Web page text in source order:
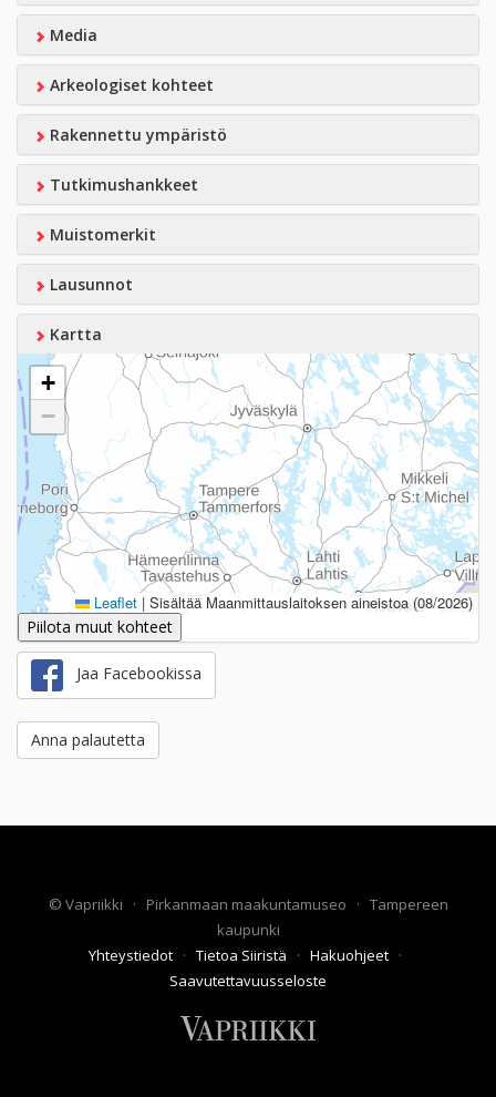
Media
Arkeologiset kohteet
Rakennettu ympäristö
Tutkimushankkeet
Muistomerkit
Lausunnot
Kartta
+
−
Leaflet | Sisältää Maanmittauslaitoksen aineistoa (08/2026)
Piilota muut kohteet
Jaa Facebookissa
Anna palautetta
© Vapriikki · Pirkanmaan maakuntamuseo · Tampereen
kaupunki
Yhteystiedot · Tietoa Siiristä · Hakuohjeet ·
Saavutettavuusseloste